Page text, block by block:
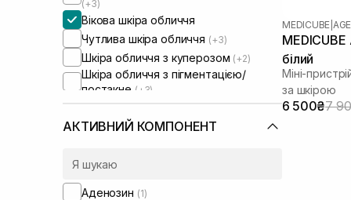
(+3)
Вікова шкіра обличчя
Чутлива шкіра обличчя (+3)
Шкіра обличчя з куперозом (+2)
Шкіра обличчя з пігментацією/
постакне (+3)
Шкіра обличчя з розширеними
порами(+3)
Шкіра обличчя з порушеним
Шкіра обличчя з порушеним
АКТИВНИЙ КОМПОНЕНТ
Аденозин (1)
MEDICUBE
білий
Міні-
за шкірою
6 500₴7